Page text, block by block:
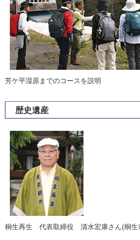
芳ケ平湿原までのコースを説明
歴史遺産
桐生再生 代表取締役 清水宏康さん(桐生